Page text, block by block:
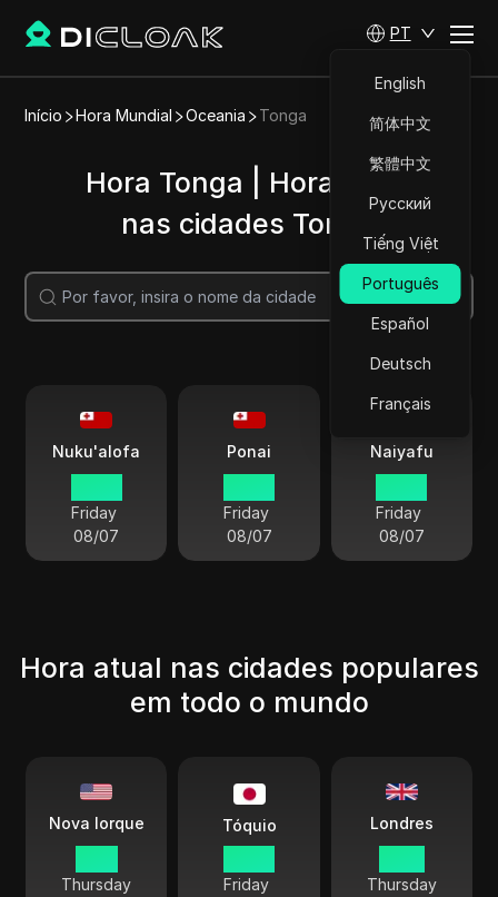
PT
English
简体中文
繁體中文
Русский
Tiếng Việt
Português
Español
Deutsch
Français
Início Hora Mundial Oceania Tonga
Hora Tonga | Hora atual
nas cidades Tonga
Pesquisar
Nuku'alofa
Friday
08/07
Ponai
Friday
08/07
Naiyafu
Friday
08/07
Hora atual nas cidades populares
em todo o mundo
Nova Iorque
Thursday
Tóquio
Friday
Londres
Thursday